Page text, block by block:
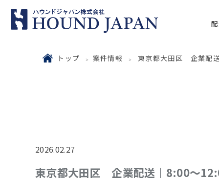
トップ 案件情報 東京都大田区 企業配
2026.02.27
東京都大田区 企業配送｜8:00～